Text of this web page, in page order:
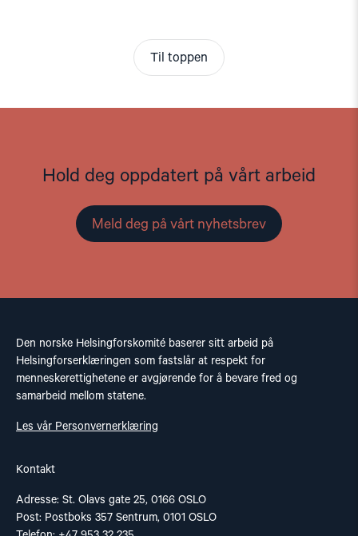
Til toppen
Hold deg oppdatert på vårt arbeid
Meld deg på vårt nyhetsbrev
Den norske Helsingforskomité baserer sitt arbeid på
Helsingforserklæringen som fastslår at respekt for
menneskerettighetene er avgjørende for å bevare fred og
samarbeid mellom statene.
Les vår Personvernerklæring
Kontakt
Adresse: St. Olavs gate 25, 0166 OSLO
Post: Postboks 357 Sentrum, 0101 OSLO